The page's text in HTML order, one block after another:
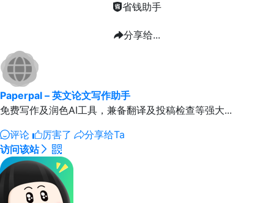
省钱助手
分享给...
Paperpal – 英文论文写作助手
免费写作及润色AI工具，兼备翻译及投稿检查等强大...
评论
厉害了
分享给Ta
访问该站